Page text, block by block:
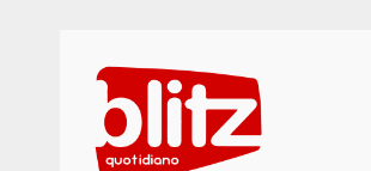
content